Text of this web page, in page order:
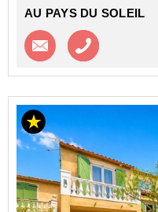
AU PAYS DU SOLEIL
Contacter l'agence